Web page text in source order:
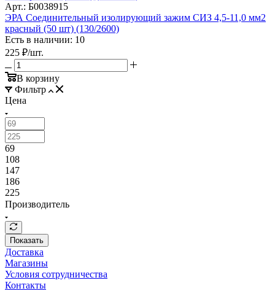
Арт.: Б0038915
ЭРА Соединительный изолирующий зажим СИЗ 4,5-11,0 мм2
красный (50 шт) (130/2600)
Есть в наличии: 10
225 ₽/шт.
В корзину
Фильтр
Цена
69
108
147
186
225
Производитель
Показать
Доставка
Магазины
Условия сотрудничества
Контакты